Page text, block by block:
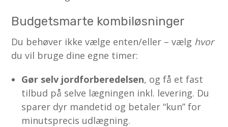
Budgetsmarte kombiløsninger
Du behøver ikke vælge enten/eller – vælg hvor
du vil bruge dine egne timer:
Gør selv jordforberedelsen, og få et fast
tilbud på selve lægningen inkl. levering. Du
sparer dyr mandetid og betaler “kun” for
minutsprecis udlægning.